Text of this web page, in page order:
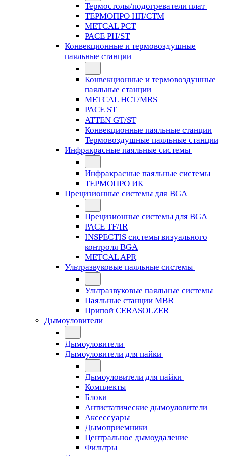
Термостолы/подогреватели плат
ТЕРМОПРО НП/СТМ
METCAL PCT
PACE PH/ST
Конвекционные и термовоздушные
паяльные станции
Конвекционные и термовоздушные
паяльные станции
METCAL HCT/MRS
PACE ST
ATTEN GT/ST
Конвекционные паяльные станции
Термовоздушные паяльные станции
Инфракрасные паяльные системы
Инфракрасные паяльные системы
ТЕРМОПРО ИК
Прецизионные системы для BGA
Прецизионные системы для BGA
PACE TF/IR
INSPECTIS системы визуального
контроля BGA
METCAL APR
Ультразвуковые паяльные системы
Ультразвуковые паяльные системы
Паяльные станции MBR
Припой CERASOLZER
Дымоуловители
Дымоуловители
Дымоуловители для пайки
Дымоуловители для пайки
Комплекты
Блоки
Антистатические дымоуловители
Аксессуары
Дымоприемники
Центральное дымоудаление
Фильтры